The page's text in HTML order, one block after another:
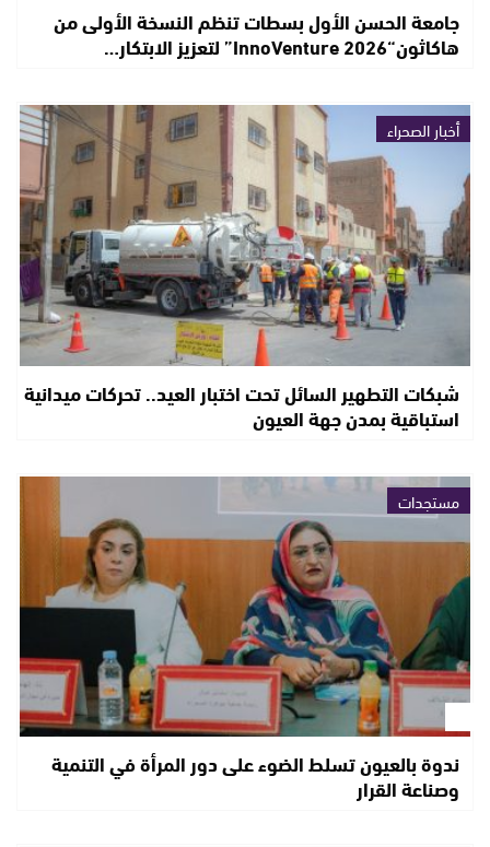
جامعة الحسن الأول بسطات تنظم النسخة الأولى من
هاكاثون“InnoVenture 2026” لتعزيز الابتكار…
أخبار الصحراء
شبكات التطهير السائل تحت اختبار العيد.. تحركات ميدانية
استباقية بمدن جهة العيون
مستجدات
ندوة بالعيون تسلط الضوء على دور المرأة في التنمية
وصناعة القرار